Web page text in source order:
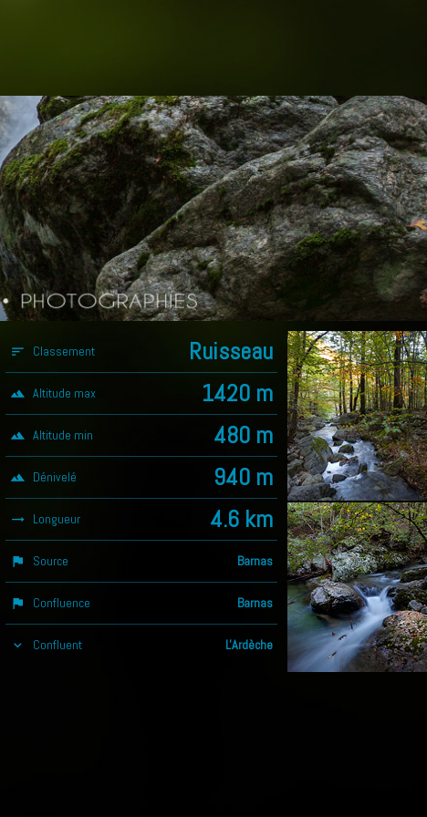
sort Classement Ruisseau
landscape Altitude max 1420 m
landscape Altitude min 480 m
landscape Dénivelé 940 m
trending_flat Longueur 4.6 km
assistant_photo Source Barnas
assistant_photo Confluence Barnas
keyboard_arrow_down Confluent L'Ardèche